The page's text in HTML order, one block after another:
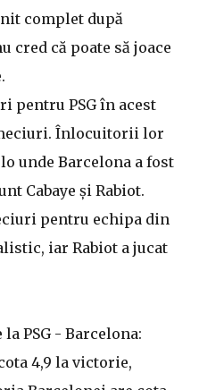
complet după
cred că poate să joace
pentru PSG în acest
Înlocuitorii lor
unde Barcelona a fost
Cabaye și Rabiot.
pentru echipa din
iar Rabiot a jucat
PSG - Barcelona:
4,9 la victorie,